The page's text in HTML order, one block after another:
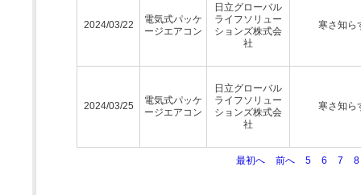
2024/03/22
電気式パッケ
ージエアコン
日立グローバル
ライフソリュー
ションズ株式会
社
寒さ知ら
2024/03/25
電気式パッケ
ージエアコン
日立グローバル
ライフソリュー
ションズ株式会
社
寒さ知ら
最初へ 前へ 5 6 7 8